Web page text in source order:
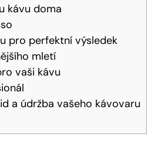
kávu doma
pro perfektní výsledek
mletí
vaši kávu
a údržba vašeho kávovaru